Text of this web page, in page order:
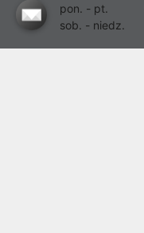
pon. - pt.
sob. - niedz.